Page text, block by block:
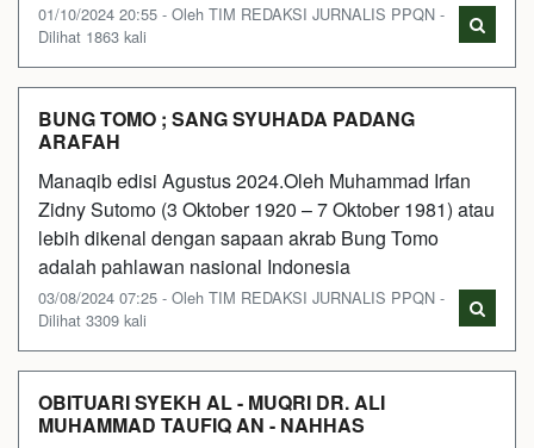
01/10/2024 20:55 - Oleh TIM REDAKSI JURNALIS PPQN -
Dilihat 1863 kali
BUNG TOMO ; SANG SYUHADA PADANG
ARAFAH
Manaqib edisi Agustus 2024.Oleh Muhammad Irfan
Zidny Sutomo (3 Oktober 1920 – 7 Oktober 1981) atau
lebih dikenal dengan sapaan akrab Bung Tomo
adalah pahlawan nasional Indonesia
03/08/2024 07:25 - Oleh TIM REDAKSI JURNALIS PPQN -
Dilihat 3309 kali
OBITUARI SYEKH AL - MUQRI DR. ALI
MUHAMMAD TAUFIQ AN - NAHHAS